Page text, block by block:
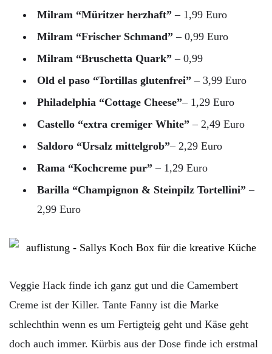
Milram “Müritzer herzhaft” – 1,99 Euro
Milram “Frischer Schmand” – 0,99 Euro
Milram “Bruschetta Quark” – 0,99
Old el paso “Tortillas glutenfrei” – 3,99 Euro
Philadelphia “Cottage Cheese”– 1,29 Euro
Castello “extra cremiger White” – 2,49 Euro
Saldoro “Ursalz mittelgrob”– 2,29 Euro
Rama “Kochcreme pur” – 1,29 Euro
Barilla “Champignon & Steinpilz Tortellini” –
2,99 Euro
Veggie Hack finde ich ganz gut und die Camembert
Creme ist der Killer. Tante Fanny ist die Marke
schlechthin wenn es um Fertigteig geht und Käse geht
doch auch immer. Kürbis aus der Dose finde ich erstmal